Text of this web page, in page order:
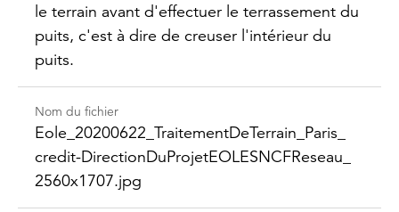
le terrain avant d'effectuer le terrassement du
puits, c'est à dire de creuser l'intérieur du
puits.
Nom du fichier
Eole_​20200622_​Traitement​DeTerrain_​Paris_​
credit-​Direction​DuProjet​EOLESNCFReseau_​
2560x1707.jpg